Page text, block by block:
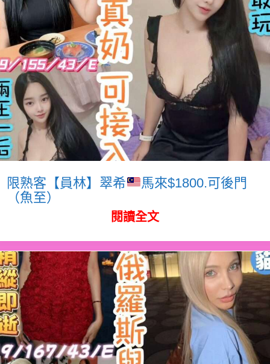
限熟客【員林】翠希
馬來$1800.可後門
（魚至）
閱讀全文